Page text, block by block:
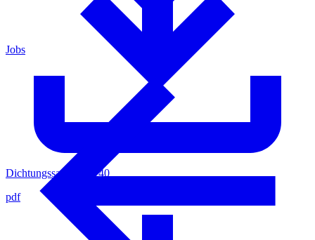
Dichtungssatz 0011240
pdf
Jobs